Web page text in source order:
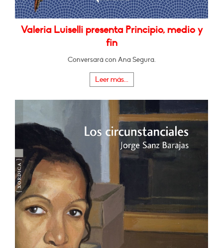
Valeria Luiselli presenta Principio, medio y
fin
Conversará con Ana Segura.
Leer más...